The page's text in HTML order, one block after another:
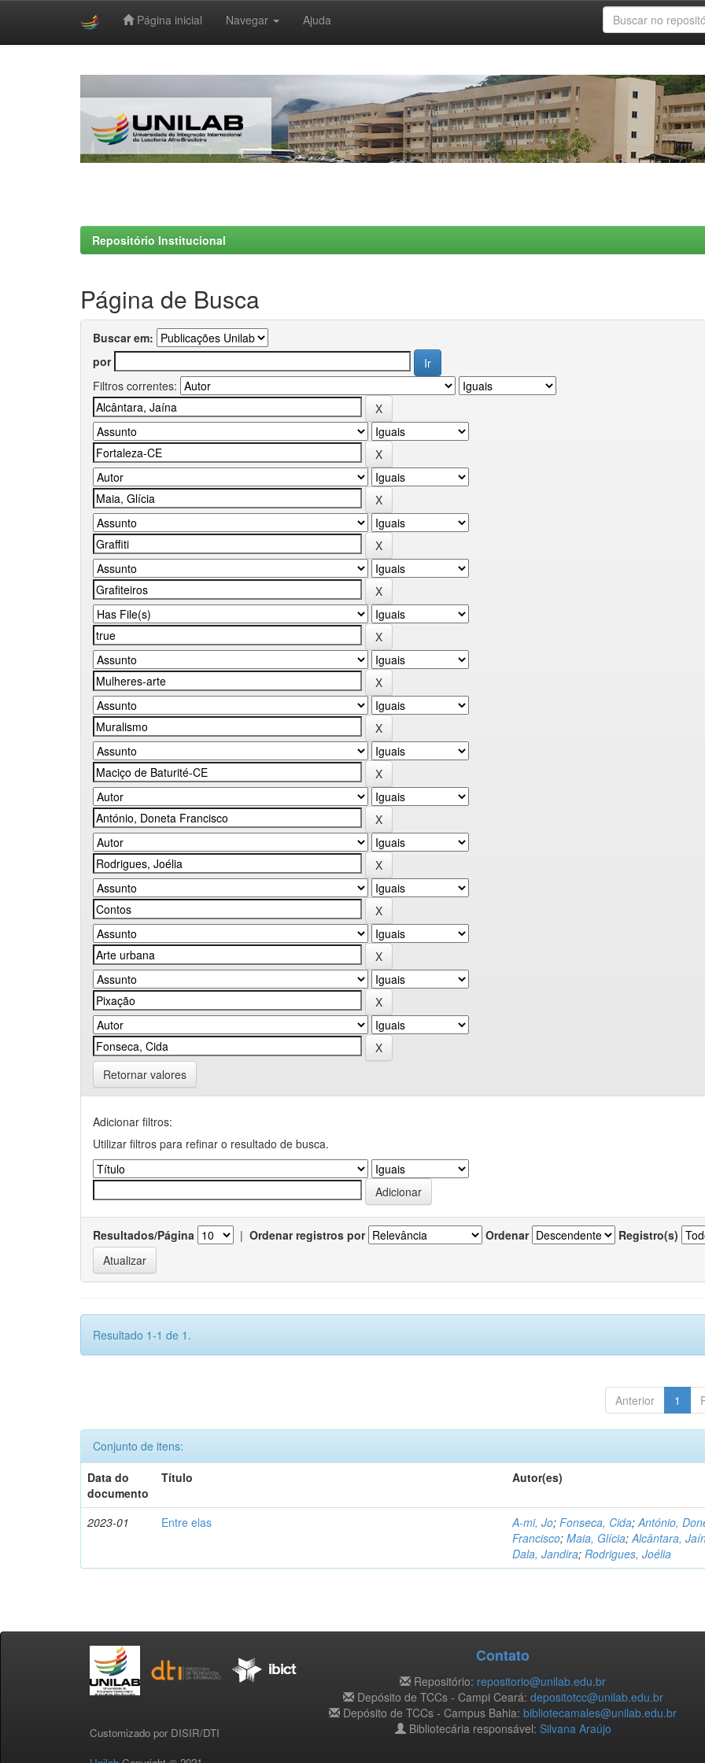
Página inicial Navegar Ajuda
Repositório Institucional
Página de Busca
Buscar em:
por
Filtros correntes:
Retornar valores
Adicionar filtros:
Utilizar filtros para refinar o resultado de busca.
Resultados/Página | Ordenar registros por Ordenar Registro(s)
Resultado 1-1 de 1.
Anterior 1
Conjunto de itens:
Data do
documento
Título Autor(es)
2023-01 Entre elas A-mi, Jo;Fonseca, Cida;António,
Francisco;Maia, Glícia;Alcântara,
Dala, Jandira;Rodrigues, Joélia
Customizado por DISIR/DTI
Contato
Repositório: repositorio@unilab.edu.br
Depósito de TCCs - Campi Ceará: depositotcc@unilab.edu.br
Depósito de TCCs - Campus Bahia: bibliotecamales@unilab.edu.br
Bibliotecária responsável: Silvana Araújo